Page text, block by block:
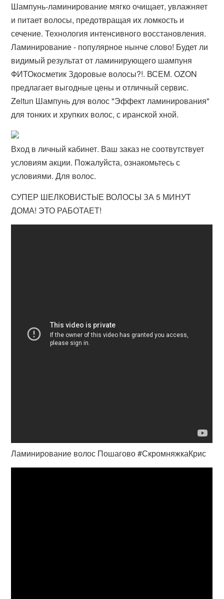
Шампунь-ламинирование мягко очищает, увлажняет
и питает волосы, предотвращая их ломкость и
сечение. Технология интенсивного восстановления.
Ламинирование - популярное нынче слово! Будет ли
видимый результат от ламинирующего шампуня
ФИТОкосметик Здоровые волосы?!. ВСЕМ. OZON
предлагает выгодные цены и отличный сервис.
Zeitun Шампунь для волос "Эффект ламинирования"
для тонких и хрупких волос, с иранской хной​.
Вход в личный кабинет. Ваш заказ не соотвутствует
условиям акции. Пожалуйста, ознакомьтесь с
условиями. Для волос.
СУПЕР ШЕЛКОВИСТЫЕ ВОЛОСЫ ЗА 5 МИНУТ
ДОМА! ЭТО РАБОТАЕТ!
Ламинирование волос Пошагово #СкромняжкаКрис